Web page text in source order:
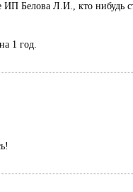
Белова Л.И., кто нибудь
1 год.